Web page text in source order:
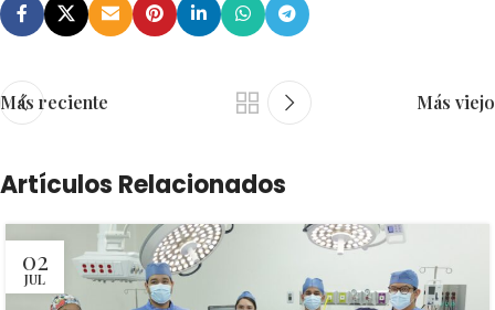
Más reciente Más viejo
Artículos Relacionados
02
JUL